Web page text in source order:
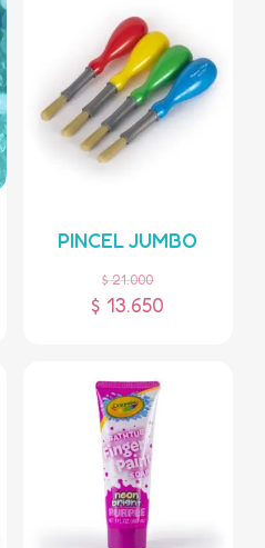
PINCEL JUMBO
$21.000
$ 13.650